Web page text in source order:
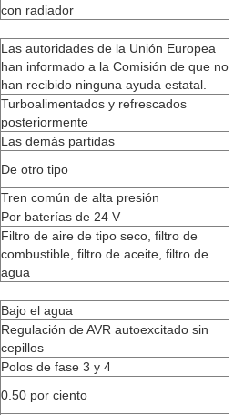
con radiador
Las autoridades de la Unión Europea
han informado a la Comisión de que no
han recibido ninguna ayuda estatal.
Turboalimentados y refrescados
posteriormente
Las demás partidas
De otro tipo
Tren común de alta presión
Por baterías de 24 V
Filtro de aire de tipo seco, filtro de
combustible, filtro de aceite, filtro de
agua
Bajo el agua
Regulación de AVR autoexcitado sin
cepillos
Polos de fase 3 y 4
0.50 por ciento